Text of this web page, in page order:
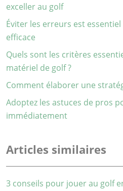
exceller au golf
Éviter les erreurs est
efficace
Quels sont les critères
matériel de golf ?
Comment élaborer une
Adoptez les astuces de pros
immédiatement
Articles similaires
3 conseils pour jouer au golf